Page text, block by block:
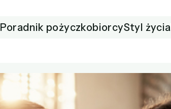
Poradnik pożyczkobiorcyStyl życia